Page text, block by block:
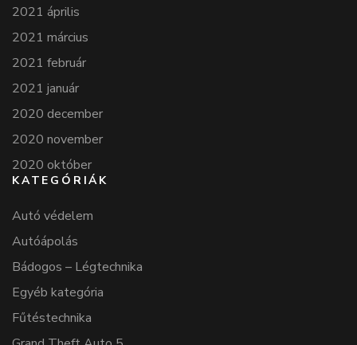
2021 április
2021 március
2021 február
2021 január
2020 december
2020 november
2020 október
KATEGÓRIÁK
Autó védelem
Autóápolás
Bádogos – Légtechnika
Egyéb kategória
Fűtéstechnika